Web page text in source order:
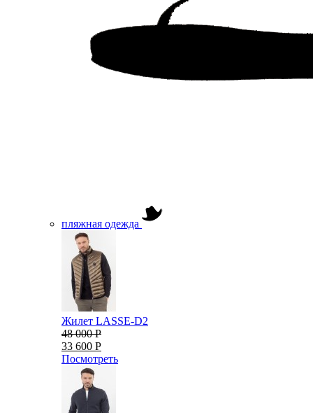
пляжная одежда
Жилет LASSE-D2
48 000 Р
33 600 Р
Посмотреть